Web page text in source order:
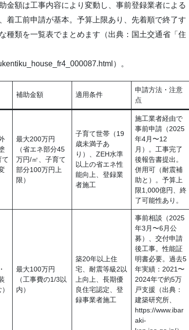
金額は工事内容により変動し、事前登録業者による
着工前申請が基本。予算上限あり、先着順で終了す
種類を一覧表でまとめます（出典：国土交通省「住
）。
補助金額 適用条件
申請方法・注意
点
て
最大200万円
（省エネ部分45
万円/㎡、子育て
部分100万円上
限）
子育て世帯（19
歳未満子あ
り）、ZEH水準
以上の省エネ性
能向上、登録業
者施工
施工業者経由で
事前申請（2025
年4月〜12
月）。工事完了
後報告書提出。
併用可（耐震補
助と）。予算上
限1,000億円、終
了可能性あり。
最大100万円
（工事費の1/3以
内）
築20年以上住
宅、耐震等級2以
上向上、長期優
良住宅認定、登
録事業者施工
事前相談（2025
年3月〜6月公
募）、交付申請
後工事。性能証
明書必要。過去5
年実績：2021〜
2024年で約5万
戸支援（出典：
建築研究所、
https://www.ibar
aki-